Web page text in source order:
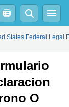
States Federal Legal
O